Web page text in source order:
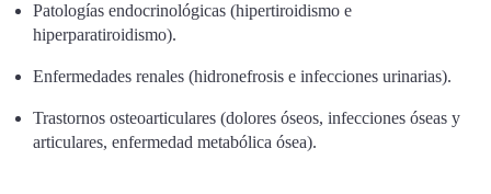
Patologías endocrinológicas (hipertiroidismo e
hiperparatiroidismo).
Enfermedades renales (hidronefrosis e infecciones urinarias).
Trastornos osteoarticulares (dolores óseos, infecciones óseas y
articulares, enfermedad metabólica ósea).